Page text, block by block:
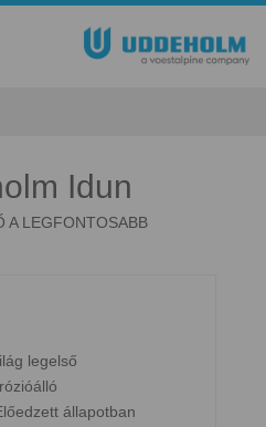
Idun
A LEGFONTOSABB
legelső
állapotban